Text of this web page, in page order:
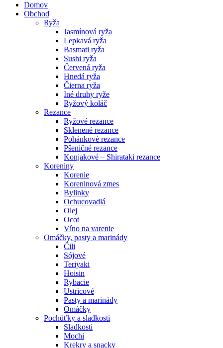
Domov
Obchod
Ryža
Jasmínová ryža
Lepkavá ryža
Basmati ryža
Sushi ryža
Červená ryža
Hnedá ryža
Čierna ryža
Iné druhy ryže
Ryžový koláč
Rezance
Ryžové rezance
Sklenené rezance
Pohánkové rezance
Pšeničné rezance
Konjakové – Shirataki rezance
Koreniny
Korenie
Koreninová zmes
Bylinky
Ochucovadlá
Olej
Ocot
Víno na varenie
Omáčky, pasty a marinády
Čili
Sójové
Teriyaki
Hoisin
Rybacie
Ustricové
Pasty a marinády
Omáčky
Pochúťky a sladkosti
Sladkosti
Mochi
Krekry a snacky